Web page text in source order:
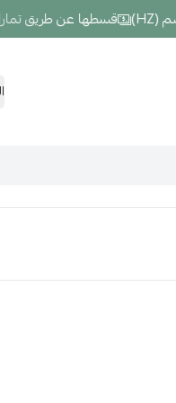
قسطها عن طريق تمارا